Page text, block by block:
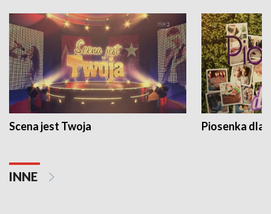
Scena jest Twoja Piosenka dla
INNE